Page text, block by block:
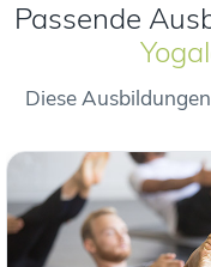
Passende
Diese